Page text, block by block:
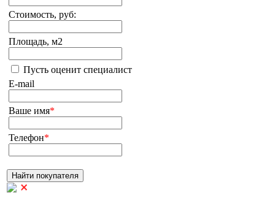
Стоимость, руб:
Площадь, м2
Пусть оценит специалист
E-mail
Ваше имя*
Телефон*